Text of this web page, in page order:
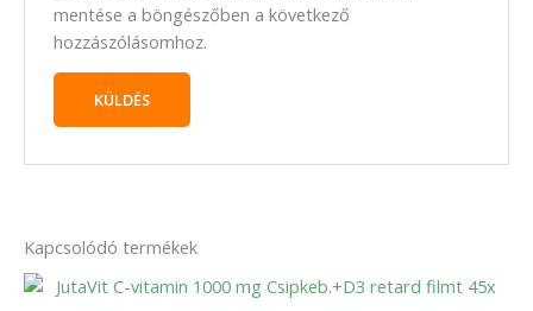
mentése a böngészőben a következő
hozzászólásomhoz.
Kapcsolódó termékek